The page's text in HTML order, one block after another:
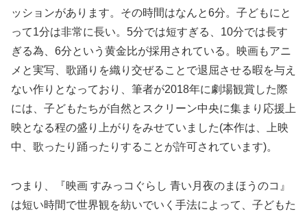
ッションがあります。その時間はなんと6分。子どもにと
って1分は非常に長い。5分では短すぎる、10分では長す
ぎる為、6分という黄金比が採用されている。映画もアニ
メと実写、歌踊りを織り交ぜることで退屈させる暇を与え
ない作りとなっており、筆者が2018年に劇場観賞した際
には、子どもたちが自然とスクリーン中央に集まり応援上
映となる程の盛り上がりをみせていました(本作は、上映
中、歌ったり踊ったりすることが許可されています)。
つまり、『映画 すみっコぐらし 青い月夜のまほうのコ』
は短い時間で世界観を紡いでいく手法によって、子どもた